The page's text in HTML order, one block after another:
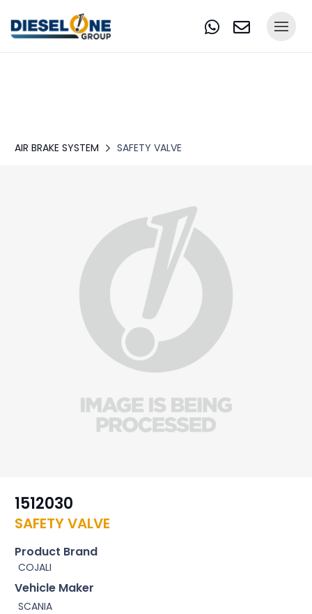
AIR BRAKE SYSTEM SAFETY VALVE
1512030
SAFETY VALVE
Product Brand
COJALI
Vehicle Maker
SCANIA